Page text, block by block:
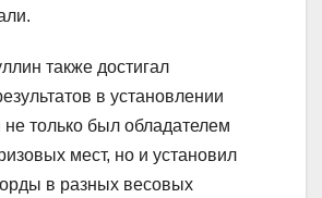
также достигал
в установлении
только был обладателем
мест, но и установил
в разных весовых